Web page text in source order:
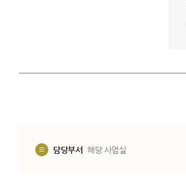
담당부서 해당 사업실